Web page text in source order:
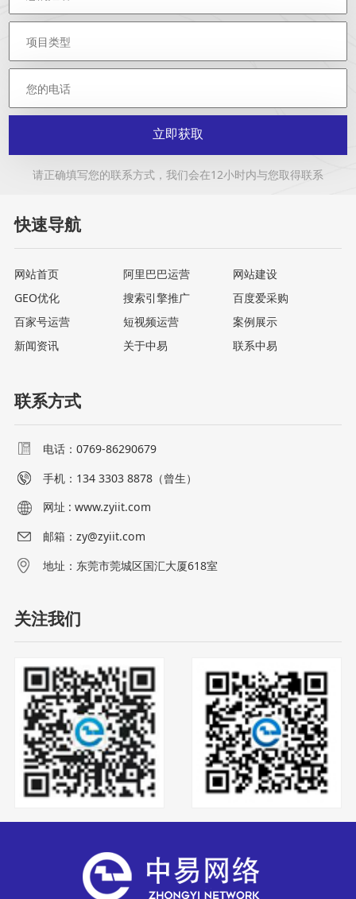
立即获取
请正确填写您的联系方式，我们会在12小时内与您取得联系
快速导航
网站首页 阿里巴巴运营
网站建设
GEO优化
搜索引擎推广
百度爱采购
百家号运营
短视频运营
案例展示
新闻资讯
关于中易 联系中易
联系方式
电话：0769-86290679
手机： 134 3303 8878（曾生）
网址 : www.zyiit.com
邮箱：zy@zyiit.com
地址：东莞市莞城区国汇大厦618室
关注我们